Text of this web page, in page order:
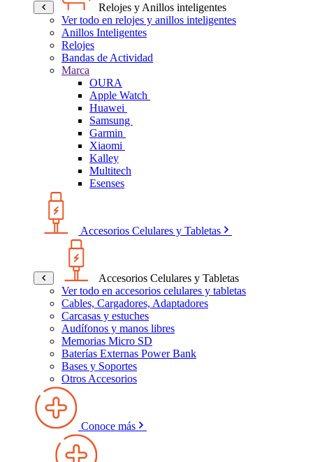
Relojes y Anillos inteligentes
Ver todo en relojes y anillos inteligentes
Anillos Inteligentes
Relojes
Bandas de Actividad
Marca
OURA
Apple Watch
Huawei
Samsung
Garmin
Xiaomi
Kalley
Multitech
Esenses
Accesorios Celulares y Tabletas
Accesorios Celulares y Tabletas
Ver todo en accesorios celulares y tabletas
Cables, Cargadores, Adaptadores
Carcasas y estuches
Audífonos y manos libres
Memorias Micro SD
Baterías Externas Power Bank
Bases y Soportes
Otros Accesorios
Conoce más